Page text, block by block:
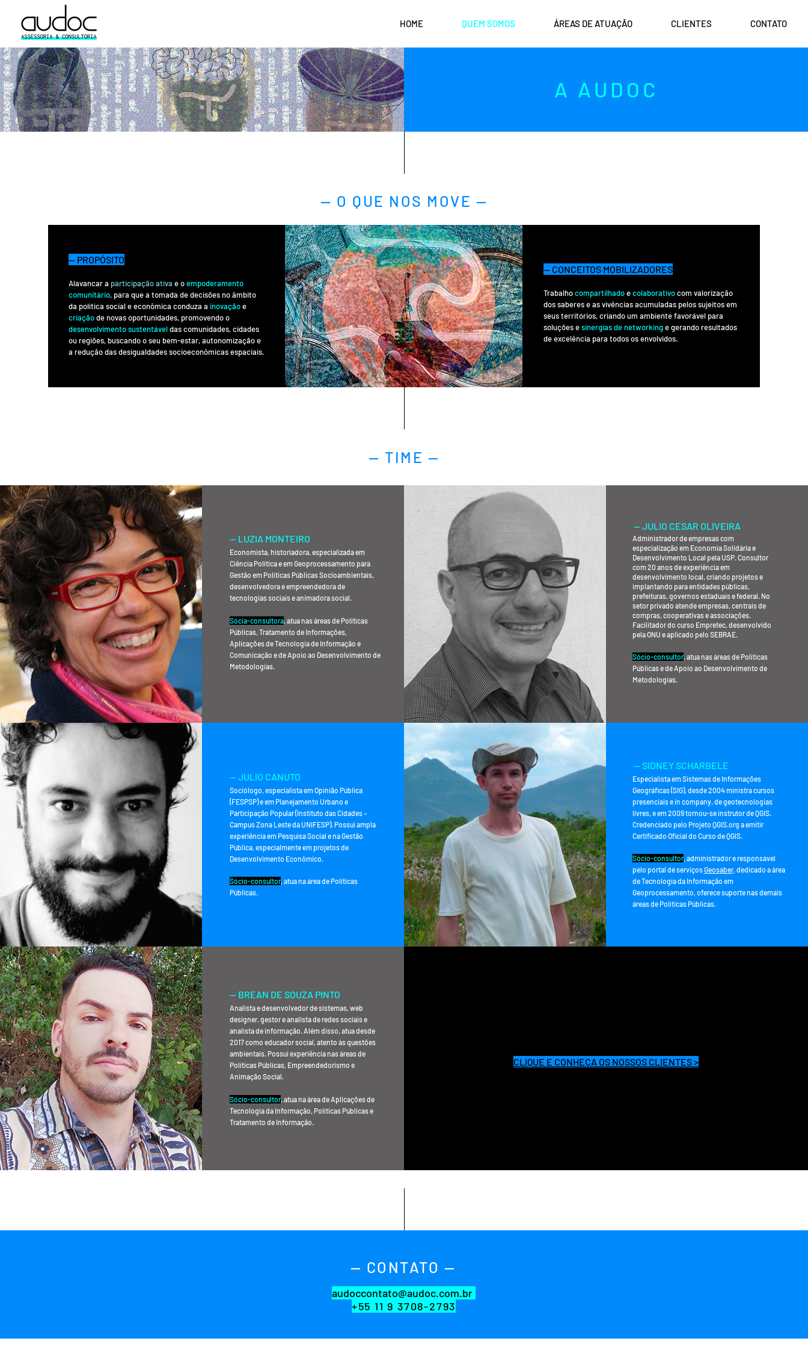
HOME QUEM SOMOS ÁREAS DE ATUAÇÃO CLIENTES CONTATO
A AUDOC
— O QUE NOS MOVE —
— PROPÓSITO
Alavancar a participação ativa e oempoderamento
comunitário, para que a tomada de decisões no âmbito
da política social e econômica conduza a inovaçãoe
criaçãode novas oportunidades, promovendo o
desenvolvimento sustentáveldas comunidades, cidades
ou regiões, buscando o seu bem-estar, autonomização e
a redução das desigualdades socioeconômicas espaciais.
— CONCEITOS MOBILIZADORES
Trabalhocompartilhadoecolaborativocom valorização
dos saberes e as vivências acumuladas pelos sujeitos em
seus territórios, criando um ambiente favorável para
soluções esinergias de networkinge gerando resultados
de excelência para todos os envolvidos.
— TIME —
— LUZIA MONTEIRO
Economista, historiadora, especializada em
Ciência Política e em Geoprocessamento para
Gestão em Políticas Públicas Socioambientais,
desenvolvedora e empreendedora de
tecnologias sociais e animadora social.
Sócia-consultora, atua nas áreas de Políticas
Públicas, Tratamento de Informações,
Aplicações de Tecnologia de Informação e
Comunicação e de Apoio ao Desenvolvimento de
Metodologias.
— JULIO CESAR OLIVEIRA
Administrador de empresas com
especialização em Economia Solidária e
Desenvolvimento Local pela USP. Consultor
com 20 anos de experiência em
desenvolvimento local, criando projetos e
implantando para entidades públicas,
prefeituras, governos estaduais e federal. No
setor privado atende empresas, centrais de
compras, cooperativas e associações.
Facilitador do curso Empretec, desenvolvido
pela ONU e aplicado pelo SEBRAE.
Sócio-consultor, atua nas áreas de Políticas
Públicas ede Apoio ao Desenvolvimento de
Metodologias.
— JULIO CANUTO
Sociólogo, especialista em Opinião Pública
(FESPSP) e em Planejamento Urbano e
Participação Popular (Instituto das Cidades –
Campus Zona Leste da UNIFESP). Possui ampla
experiência em Pesquisa Social e na Gestão
Pública, especialmente em projetos de
Desenvolvimento Econômico.
Sócio-consultor, atua na área de Políticas
Públicas.
— SIDNEY SCHARBELE
Especialista em Sistemas de Informações
Geográficas (SIG), desde 2004 ministra cursos
presenciais e in company, de geotecnologias
livres, e em 2009 tornou-se instrutor de QGIS.
Credenciado pelo Projeto QGIS.org a emitir
Certificado Oficial do Curso de QGIS.
Sócio-consultor, administrador e responsável
pelo portal de serviçosGeosaber, dedicado a área
de Tecnologia da Informação em
Geoprocessamento, oferece suporte nas demais
áreas de Políticas Públicas.
— JULIO CANUTO
— BREAN DE SOUZA PINTO
Analista e desenvolvedor de sistemas, web
designer, gestor e analista de redes sociais e
analista de informação. Além disso, atua desde
2017 como educador social, atento às questões
ambientais. Possui experiência nas áreas de
Políticas Públicas, Empreendedorismo e
Animação Social.
Sócio-consultor, atua na área de Aplicações de
Tecnologia da Informação, Políticas Públicas e
Tratamento de Informação.
CLIQUE E CONHEÇA OS NOSSOS CLIENTES >
— CONTATO —
audoccontato@audoc.com.br
+55 11 9 3708-2793